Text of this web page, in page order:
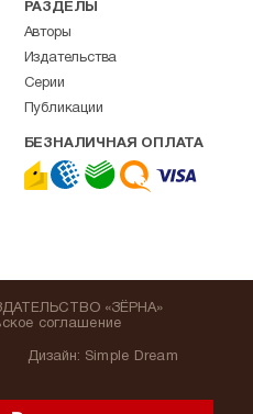
РАЗДЕЛЫ
Авторы
Издательства
Серии
Публикации
БЕЗНАЛИЧНАЯ ОПЛАТА
«ЗЁРНА»
соглашение
Дизайн: Simple Dream